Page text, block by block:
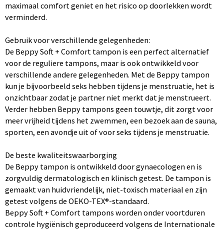
maximaal comfort geniet en het risico op doorlekken wordt
verminderd.
Gebruik voor verschillende gelegenheden:
De Beppy Soft + Comfort tampon is een perfect alternatief
voor de reguliere tampons, maar is ook ontwikkeld voor
verschillende andere gelegenheden. Met de Beppy tampon
kun je bijvoorbeeld seks hebben tijdens je menstruatie, het is
onzichtbaar zodat je partner niet merkt dat je menstrueert.
Verder hebben Beppy tampons geen touwtje, dit zorgt voor
meer vrijheid tijdens het zwemmen, een bezoek aan de sauna,
sporten, een avondje uit of voor seks tijdens je menstruatie.
De beste kwaliteitswaarborging
De Beppy tampon is ontwikkeld door gynaecologen en is
zorgvuldig dermatologisch en klinisch getest. De tampon is
gemaakt van huidvriendelijk, niet-toxisch materiaal en zijn
getest volgens de OEKO-TEX®-standaard.
Beppy Soft + Comfort tampons worden onder voortduren
controle hygiënisch geproduceerd volgens de Internationale